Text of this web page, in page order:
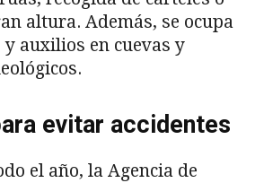
altura. Además, se ocupa
y auxilios en cuevas y
evitar accidentes
el año, la Agencia de